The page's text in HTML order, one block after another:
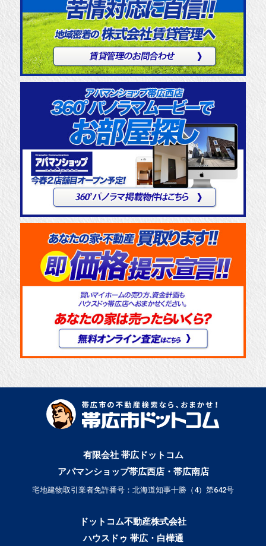
有限会社 帯広ドットコム
アパマンショップ帯広西店・帯広南店
宅地建物取引業者免許番号：北海道知事十勝（4）第642号
ドットコム不動産株式会社
ハウスドゥ 帯広・白樺通